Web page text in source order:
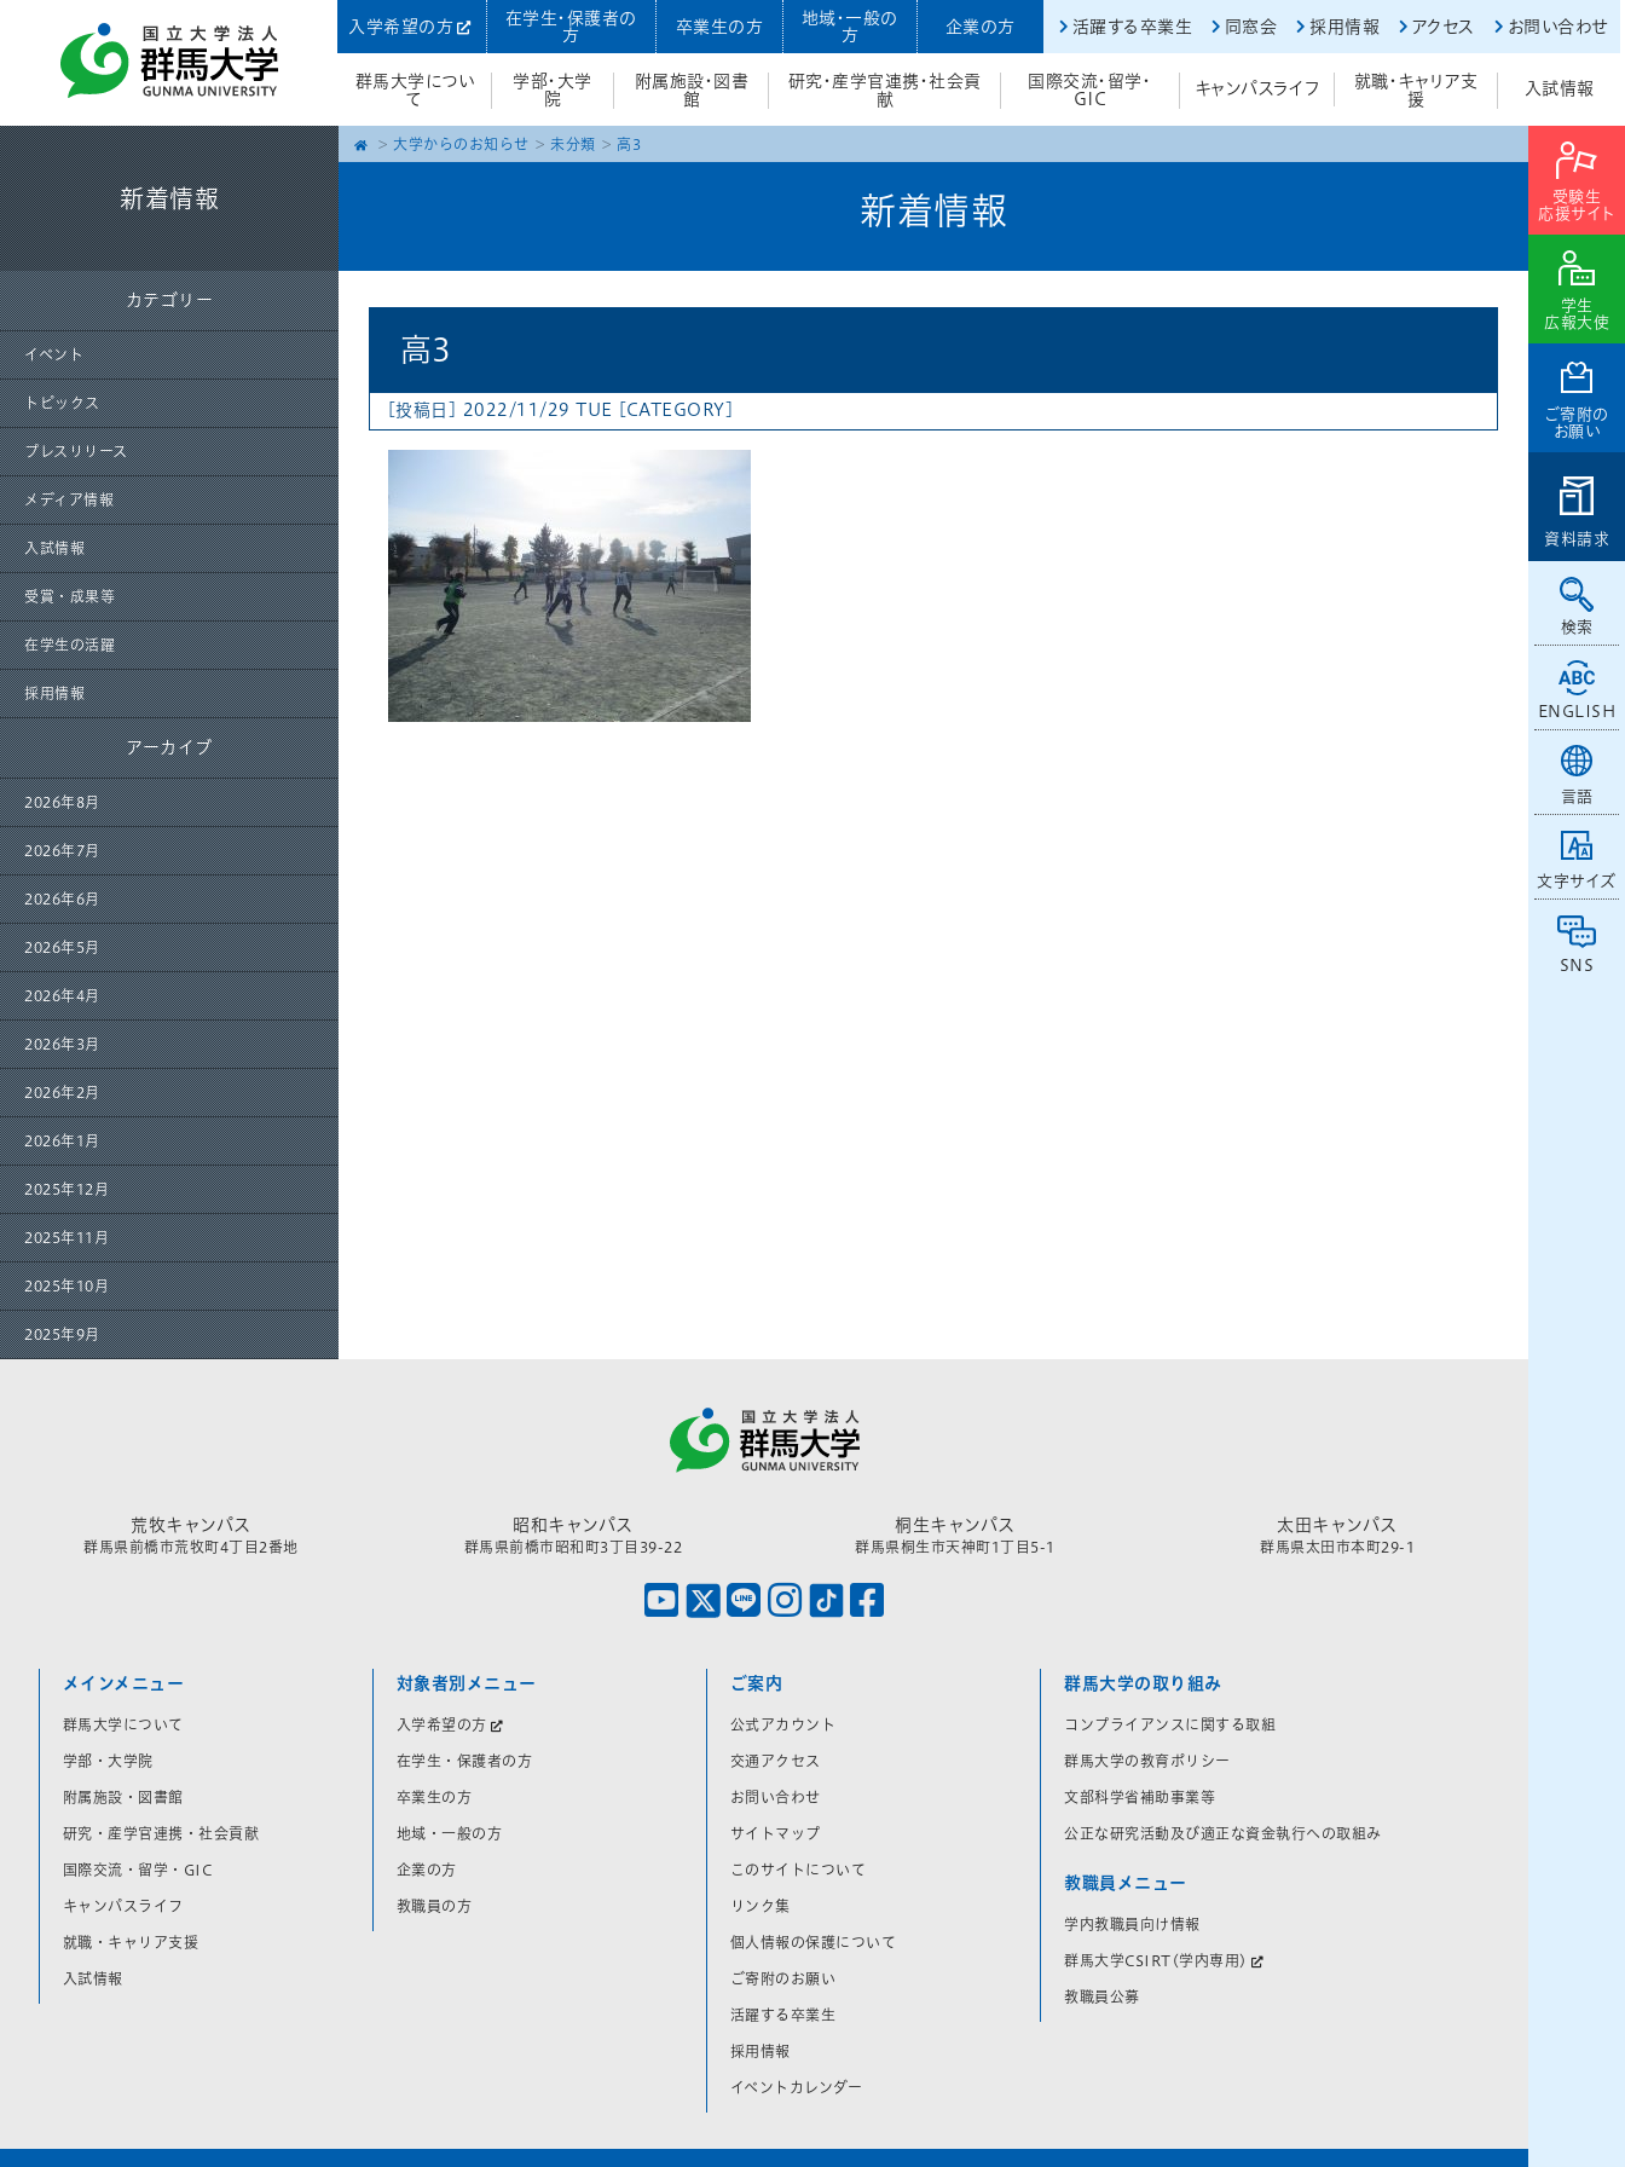
入学希望の方
在学生・保護者の
方
卒業生の方
地域・一般の
方
企業の方 活躍する卒業生 同窓会 採用情報 アクセス お問い合わせ
群馬大学につい
て
学部・大学
院
附属施設・図書
館
研究・産学官連携・社会貢
献
国際交流・留学・
GIC
キャンパスライフ
就職・キャリア支
援
入試情報
受験生
応援サイト
学生
広報大使
ご寄附の
お願い
資料請求
検索
ENGLISH
言語
文字サイズ
SNS
新着情報
カテゴリー
イベント
トピックス
プレスリリース
メディア情報
入試情報
受賞・成果等
在学生の活躍
採用情報
アーカイブ
2026年8月
2026年7月
2026年6月
2026年5月
2026年4月
2026年3月
2026年2月
2026年1月
2025年12月
2025年11月
2025年10月
2025年9月
大学からのお知らせ 未分類 高3
新着情報
高3
[投稿日] 2022/11/29 TUE [CATEGORY]
荒牧キャンパス
群馬県前橋市荒牧町4丁目2番地
昭和キャンパス
群馬県前橋市昭和町3丁目39-22
桐生キャンパス
群馬県桐生市天神町1丁目5-1
太田キャンパス
群馬県太田市本町29-1
メインメニュー
群馬大学について
学部・大学院
附属施設・図書館
研究・産学官連携・社会貢献
国際交流・留学・GIC
キャンパスライフ
就職・キャリア支援
入試情報
対象者別メニュー
入学希望の方
在学生・保護者の方
卒業生の方
地域・一般の方
企業の方
教職員の方
ご案内
公式アカウント
交通アクセス
お問い合わせ
サイトマップ
このサイトについて
リンク集
個人情報の保護について
ご寄附のお願い
活躍する卒業生
採用情報
イベントカレンダー
群馬大学の取り組み
コンプライアンスに関する取組
群馬大学の教育ポリシー
文部科学省補助事業等
公正な研究活動及び適正な資金執行への取組み
教職員メニュー
学内教職員向け情報
群馬大学CSIRT(学内専用)
教職員公募